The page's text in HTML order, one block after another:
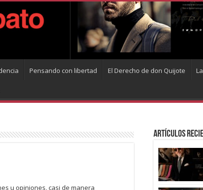
Pensando con libertad El Derecho de don Quijote
u opiniones, casi de manera
Artículos